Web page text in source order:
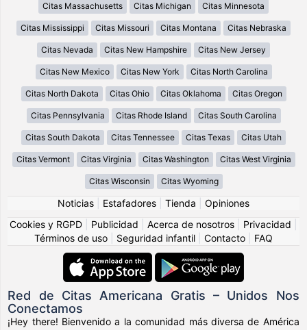
Citas Massachusetts Citas Michigan Citas Minnesota
Citas Mississippi Citas Missouri Citas Montana Citas Nebraska
Citas Nevada Citas New Hampshire Citas New Jersey
Citas New Mexico Citas New York Citas North Carolina
Citas North Dakota Citas Ohio Citas Oklahoma Citas Oregon
Citas Pennsylvania Citas Rhode Island Citas South Carolina
Citas South Dakota Citas Tennessee Citas Texas Citas Utah
Citas Vermont Citas Virginia Citas Washington Citas West Virginia
Citas Wisconsin Citas Wyoming
Noticias Estafadores Tienda
Opiniones
Cookies y RGPD
Publicidad Acerca de nosotros Privacidad
Términos de uso
Seguridad infantil Contacto FAQ
Red de Citas Americana Gratis – Unidos Nos
Conectamos
¡Hey there! Bienvenido a la comunidad más diversa de América